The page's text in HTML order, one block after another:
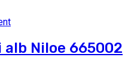
alb Niloe 665002